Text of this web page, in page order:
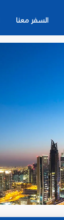
السفر معنا